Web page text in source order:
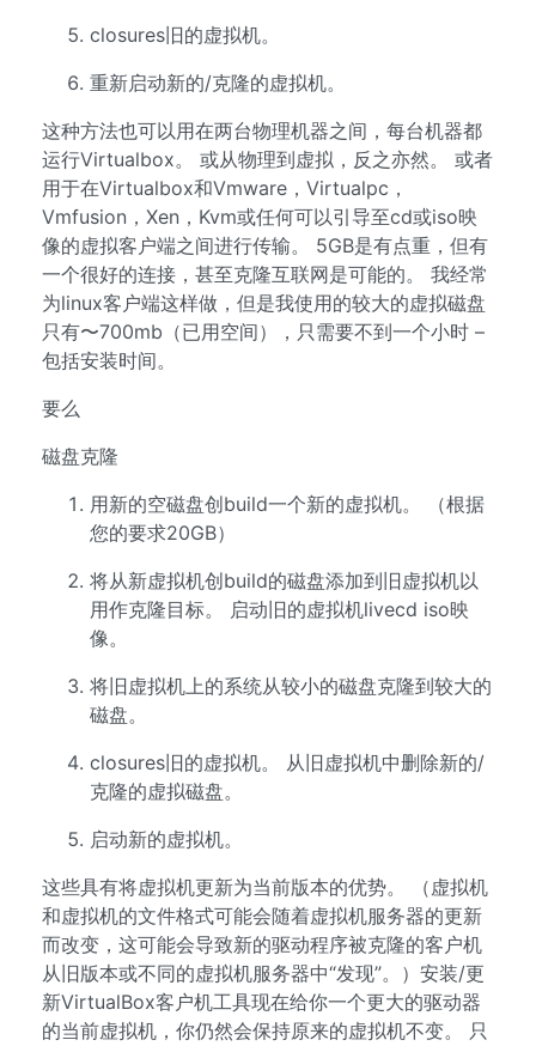
closures旧的虚拟机。
重新启动新的/克隆的虚拟机。
这种方法也可以用在两台物理机器之间，每台机器都
运行Virtualbox。 或从物理到虚拟，反之亦然。 或者
用于在Virtualbox和Vmware，Virtualpc，
Vmfusion，Xen，Kvm或任何可以引导至cd或iso映
像的虚拟客户端之间进行传输。 5GB是有点重，但有
一个很好的连接，甚至克隆互联网是可能的。 我经常
为linux客户端这样做，但是我使用的较大的虚拟磁盘
只有〜700mb（已用空间），只需要不到一个小时 –
包括安装时间。
要么
磁盘克隆
用新的空磁盘创build一个新的虚拟机。 （根据
您的要求20GB）
将从新虚拟机创build的磁盘添加到旧虚拟机以
用作克隆目标。 启动旧的虚拟机livecd iso映
像。
将旧虚拟机上的系统从较小的磁盘克隆到较大的
磁盘。
closures旧的虚拟机。 从旧虚拟机中删除新的/
克隆的虚拟磁盘。
启动新的虚拟机。
这些具有将虚拟机更新为当前版本的优势。 （虚拟机
和虚拟机的文件格式可能会随着虚拟机服务器的更新
而改变，这可能会导致新的驱动程序被克隆的客户机
从旧版本或不同的虚拟机服务器中“发现”。）安装/更
新VirtualBox客户机工具现在给你一个更大的驱动器
的当前虚拟机，你仍然会保持原来的虚拟机不变。 只